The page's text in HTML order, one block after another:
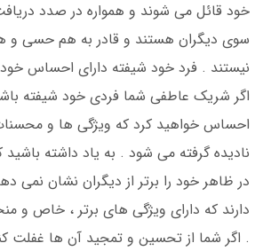
خود قائل می شوند و همواره در صدد
سوی دیگران هستند و قادر به هم حسی و
نیستند . فرد خود شیفته دارای احساس
اگر شریک عاطفی شما فردی خود شیفته
احساس خواهید کرد که ویژگی ها و
نادیده گرفته می شود . به یاد داشته باشید
در ظاهر خود را برتر از دیگران نشان نمی
دارند که دارای ویژگی های برتر ، خاص و
. اگر شما از تحسین و تمجید آن ها غفلت